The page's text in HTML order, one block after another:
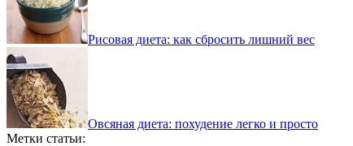
Рисовая диета: как сбросить лишний вес
Овсяная диета: похудение легко и просто
Метки статьи: